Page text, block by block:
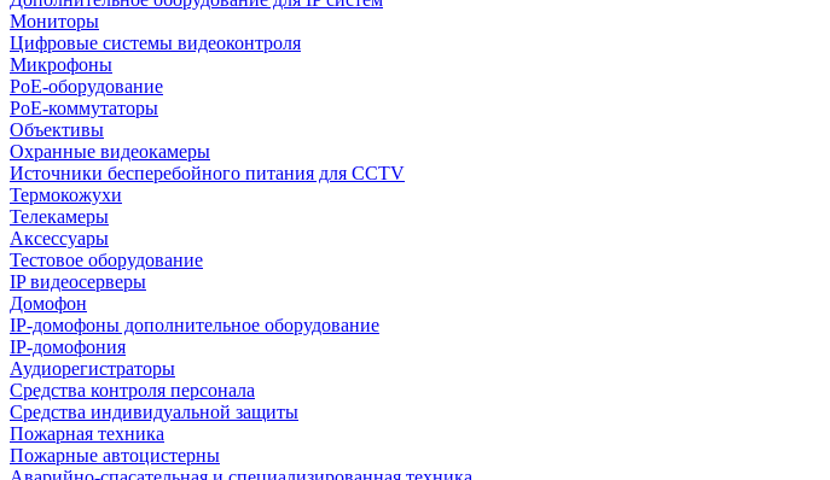
Мониторы
Цифровые системы видеоконтроля
Микрофоны
PoE-оборудование
PoE-коммутаторы
Объективы
Охранные видеокамеры
Источники бесперебойного питания для CCTV
Термокожухи
Телекамеры
Аксессуары
Тестовое оборудование
IP видеосерверы
Домофон
IP-домофоны дополнительное оборудование
IP-домофония
Аудиорегистраторы
Средства контроля персонала
Средства индивидуальной защиты
Пожарная техника
Пожарные автоцистерны